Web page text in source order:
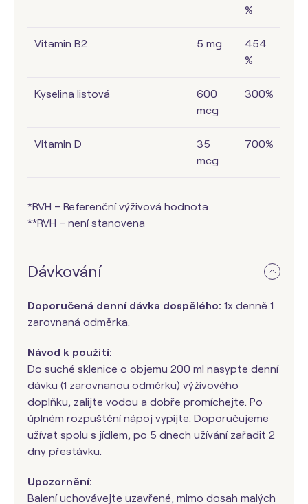
%
Vitamin B2 5 mg
454
%
Kyselina listová
600
mcg
300%
Vitamin D
35
mcg
700%
*RVH – Referenční výživová hodnota
**RVH – není stanovena
Dávkování
Doporučená denní dávka dospělého: 1x denně 1
zarovnaná odměrka.
Návod k použití:
Do suché sklenice o objemu 200 ml nasypte denní
dávku (1 zarovnanou odměrku) výživového
doplňku, zalijte vodou a dobře promíchejte. Po
úplném rozpuštění nápoj vypijte. Doporučujeme
užívat spolu s jídlem, po 5 dnech užívání zařadit 2
dny přestávku.
Upozornění:
Balení uchovávejte uzavřené, mimo dosah malých